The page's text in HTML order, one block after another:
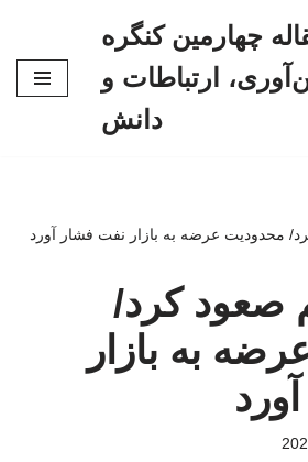
چهارمین کنگره
ارتباطات و
دانش
محدودیت عرضه به بازار نفت فشار آورد
صعود کرد/
به بازار